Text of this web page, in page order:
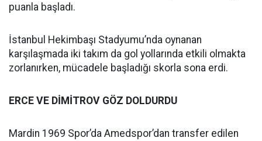
puanla başladı.
İstanbul Hekimbaşı Stadyumu’nda oynanan
karşılaşmada iki takım da gol yollarında etkili olmakta
zorlanırken, mücadele başladığı skorla sona erdi.
ERCE VE DİMİTROV GÖZ DOLDURDU
Mardin 1969 Spor’da Amedspor’dan transfer edilen